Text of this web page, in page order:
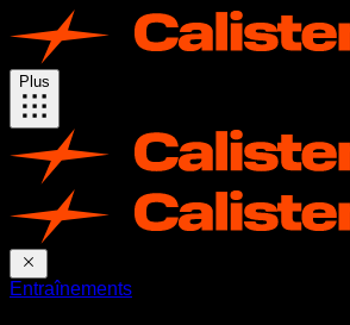
Plus
Entraînements